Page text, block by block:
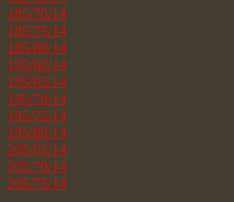
185/70/14
185/75/14
185/80/14
195/60/14
195/65/14
195/70/14
195/75/14
195/80/14
205/65/14
205/70/14
205/75/14